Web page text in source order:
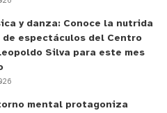
fomentan la educación, el
entre otros, que
fortalecer lazos en las
y danza: Conoce la nutrida
espectáculos del Centro
Silva para este mes
mental protagoniza